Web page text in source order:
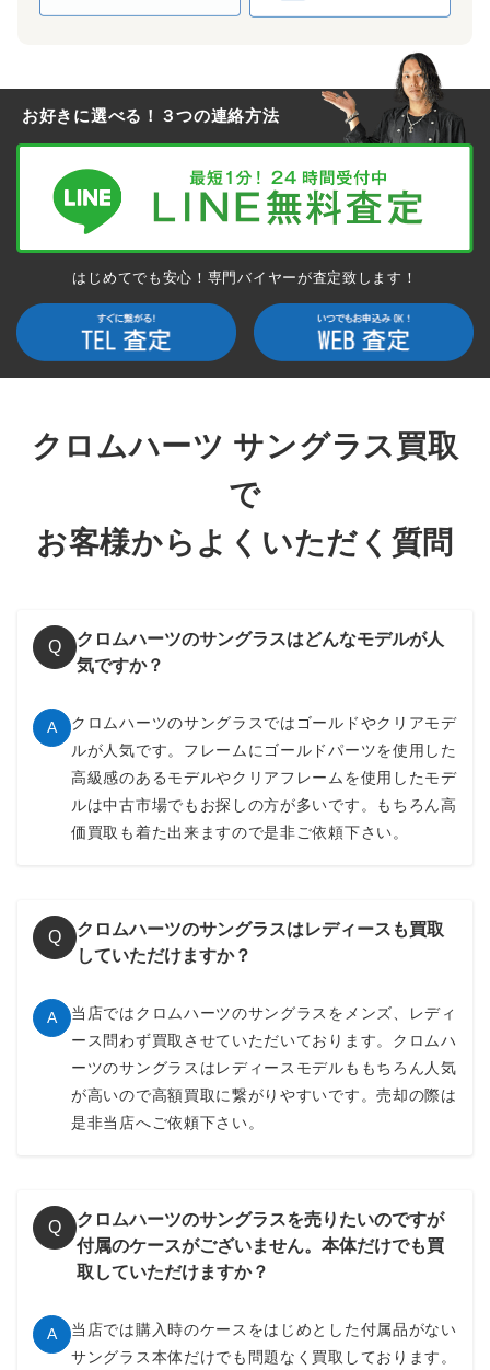
お好きに選べる！３つの連絡方法
はじめてでも安心！専門バイヤーが査定致します！
クロムハーツ サングラス買取
で
お客様からよくいただく質問
Q
クロムハーツのサングラスはどんなモデルが人
気ですか？
A
クロムハーツのサングラスではゴールドやクリアモデ
ルが人気です。フレームにゴールドパーツを使用した
高級感のあるモデルやクリアフレームを使用したモデ
ルは中古市場でもお探しの方が多いです。もちろん高
価買取も着た出来ますので是非ご依頼下さい。
Q
クロムハーツのサングラスはレディースも買取
していただけますか？
A
当店ではクロムハーツのサングラスをメンズ、レディ
ース問わず買取させていただいております。クロムハ
ーツのサングラスはレディースモデルももちろん人気
が高いので高額買取に繋がりやすいです。売却の際は
是非当店へご依頼下さい。
Q
クロムハーツのサングラスを売りたいのですが
付属のケースがございません。本体だけでも買
取していただけますか？
A
当店では購入時のケースをはじめとした付属品がない
サングラス本体だけでも問題なく買取しております。